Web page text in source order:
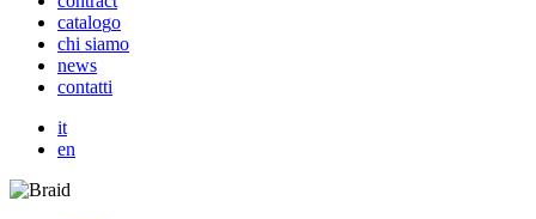
catalogo
chi siamo
news
contatti
it
en